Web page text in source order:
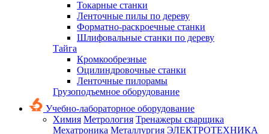
Токарные станки
Ленточные пилы по дереву
Форматно-раскроечные станки
Шлифовальные станки по дереву
Тайга
Кромкообрезные
Оцилиндровочные станки
Ленточные пилорамы
Грузоподъемное оборудование
Учебно-лабораторное оборудование
Химия Метрология Тренажеры сварщика
Мехатроника Металлургия ЭЛЕКТРОТЕХНИКА